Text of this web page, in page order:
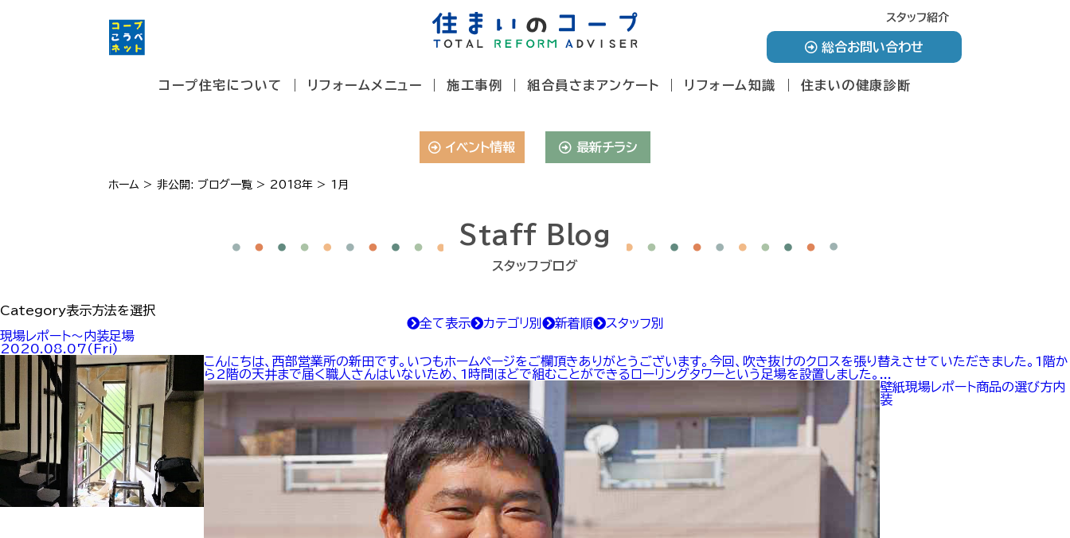
スタッフ紹介
総合お問い合わせ
コープ住宅について リフォームメニュー 施工事例 組合員さまアンケート リフォーム知識 住まいの健康診断
イベント情報 最新チラシ
ホーム > 非公開: ブログ一覧> 2018年> 1月
Staff Blog
スタッフブログ
Category表示方法を選択
全て表示
カテゴリ別 新着順
スタッフ別
現場レポート～内装足場
2020.08.07(Fri)
こんにちは、西部営業所の新田です。いつもホームページをご欄頂きありがとうございます。今回、吹き抜けのクロスを張り替えさせていただきました。1階か
ら2階の天井まで届く職人さんはいないため、1時間ほどで組むことができるローリングタワーという足場を設置しました。...
壁紙現場レポート商品の選び方内
装